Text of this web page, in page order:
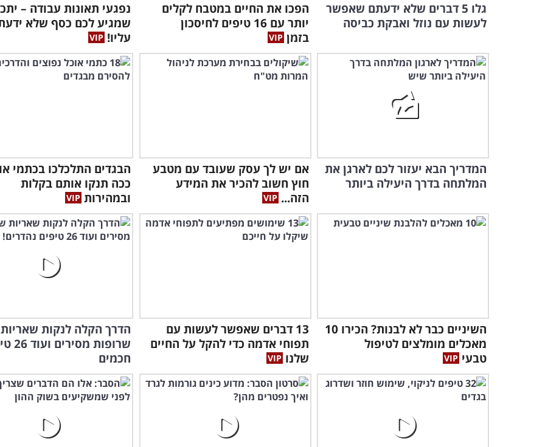
גלו 5 דברים שלא ידעתם שאפשר
לעשות עם נוזל ואבקת כביסה
הפכו את החיים במטבח לקלים
יותר עם 16 טיפים לחיסכון
בזמן
נפגעי תאונות עבודה –
שמגיע לכם כסף שלא
עליו!
המדריך הבא יעזור לכם לארגן את
המלתחה בדרך היעילה ביותר
אם יש לך עסק שעובד עם מטבע
חוץ חשוב להכיר את המידע
הזה...
הבגדים התלכלכו בכתמי
ככה תנקו אותם בקלות
ובמהירות
השיניים כבר לא לבנות? הכירו 10
מאכלים מומלצים לטיפול
טבעי
13 דברים שאפשר לעשות עם
תפוחי אדמה כדי להקל על החיים
שלנו
הדרך הקלה לנקות שאריות
שרופות
חכמים